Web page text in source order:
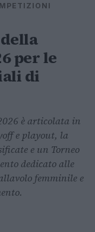
per le
di
è articolata in
e playout, la
e un Torneo
dedicato alle
femminile e